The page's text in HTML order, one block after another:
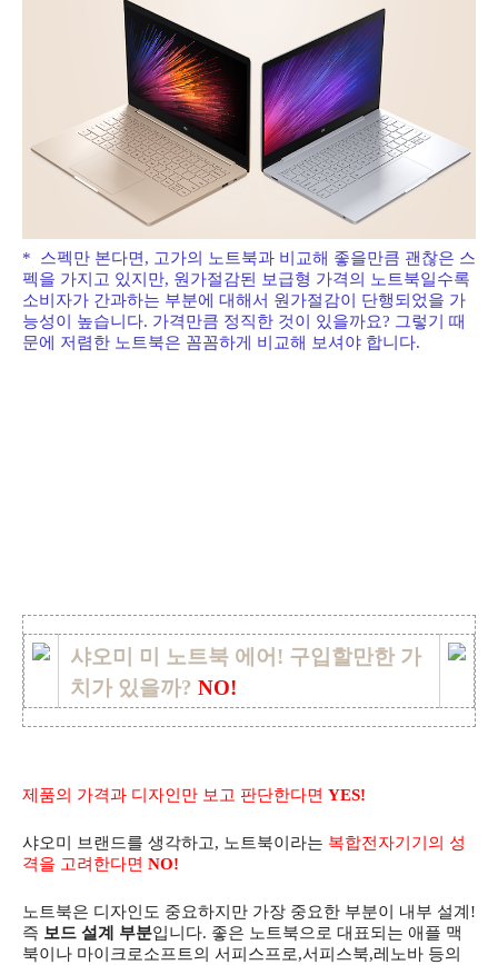
* 스펙만 본다면, 고가의 노트북과 비교해 좋을만큼 괜찮은 스
펙을 가지고 있지만, 원가절감된 보급형 가격의 노트북일수록
소비자가 간과하는 부분에 대해서 원가절감이 단행되었을 가
능성이 높습니다. 가격만큼 정직한 것이 있을까요? 그렇기 때
문에 저렴한 노트북은 꼼꼼하게 비교해 보셔야 합니다.
샤오미 미 노트북 에어! 구입할만한 가
치가 있을까? NO!
제품의 가격과 디자인만 보고 판단한다면 YES!
샤오미 브랜드를 생각하고, 노트북이라는 복합전자기기의 성
격을 고려한다면 NO!
노트북은 디자인도 중요하지만 가장 중요한 부분이 내부 설계!
즉 보드 설계 부분입니다. 좋은 노트북으로 대표되는 애플 맥
북이나 마이크로소프트의 서피스프로,서피스북,레노바 등의